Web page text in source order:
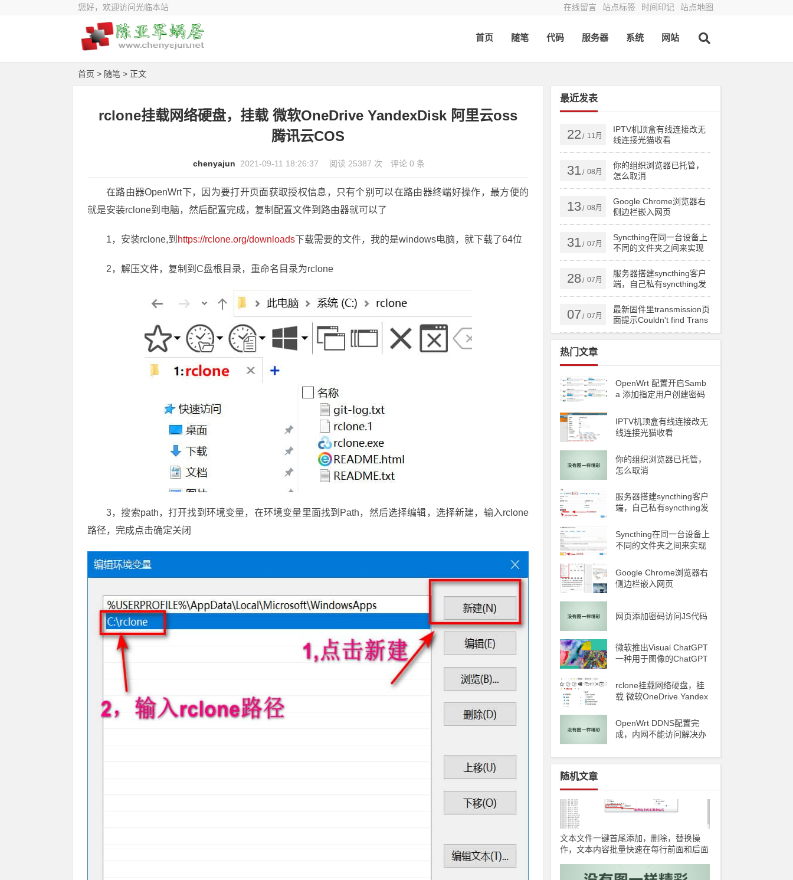
您好，欢迎访问光临本站 在线留言 站点标签 时间印记 站点地图
首页 随笔 代码 服务器 系统 网站
首页 > 随笔 > 正文
rclone挂载网络硬盘，挂载 微软OneDrive YandexDisk 阿里云oss
腾讯云COS
chenyajun 2021-09-11 18:26:37 阅读 25387 次 评论 0 条
在路由器OpenWrt下，因为要打开页面获取授权信息，只有个别可以在路由器终端好操作，最方便的
就是安装rclone到电脑，然后配置完成，复制配置文件到路由器就可以了
1，安装rclone,到 https://rclone.org/downloads下载需要的文件，我的是windows电脑，就下载了64位
2，解压文件，复制到C盘根目录，重命名目录为rclone
3，搜索path，打开找到环境变量，在环境变量里面找到Path，然后选择编辑，选择新建，输入rclone
路径，完成点击确定关闭
最近发表
22 / 11月
IPTV机顶盒有线连接改无
线连接光猫收看
31 / 08月
你的组织浏览器已托管，
怎么取消
13/ 08月
Google Chrome浏览器右
侧边栏嵌入网页
31 / 07月
Syncthing在同一台设备上
不同的文件夹之间来实现
文件夹的同步 利用Syncthi
ng备份到云储存
28/ 07月
服务器搭建syncthing客户
端，自己私有syncthing发
现服务器和中继服务器
07 / 07月
最新固件里transmission页
面提示Couldn't find Trans
mission's web interface fil
es错误
热门文章
OpenWrt 配置开启Samb
a 添加指定用户创建密码
IPTV机顶盒有线连接改无
线连接光猫收看
你的组织浏览器已托管，
怎么取消
服务器搭建syncthing客户
端，自己私有syncthing发
Syncthing在同一台设备上
不同的文件夹之间来实现
ing备份到云储存
Google Chrome浏览器右
侧边栏嵌入网页
网页添加密码访问JS代码
微软推出Visual ChatGPT
一种用于图像的ChatGPT
T 4 将能够制作视频
rclone挂载网络硬盘，挂
载 微软OneDrive Yandex
OS
OpenWrt DDNS配置完
成，内网不能访问解决办
随机文章
文本文件一键首尾添加，删除，替换操
作，文本内容批量快速在每行前面和后面